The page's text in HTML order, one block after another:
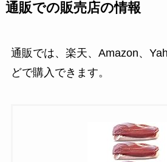
通販での販売店の情報
通販では、楽天、Amazon、
どで購入できます。